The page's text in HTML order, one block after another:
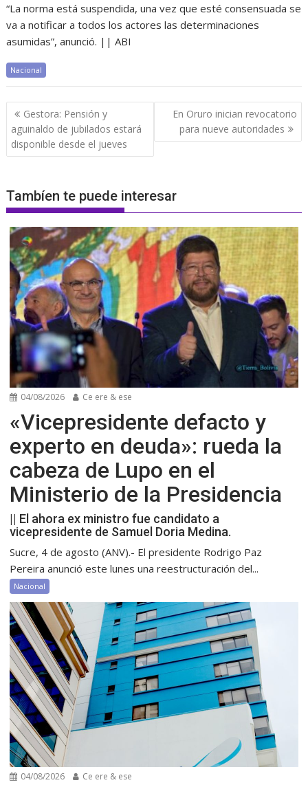
“La norma está suspendida, una vez que esté consensuada se
va a notificar a todos los actores las determinaciones
asumidas”, anunció. || ABI
Nacional
Navegación
de
entradas
Gestora: Pensión y
aguinaldo de jubilados estará
disponible desde el jueves
En Oruro inician revocatorio
para nueve autoridades
Tambíen te puede interesar
04/08/2026 Ce ere & ese
«Vicepresidente defacto y
experto en deuda»: rueda la
cabeza de Lupo en el
Ministerio de la Presidencia
|| El ahora ex ministro fue candidato a
vicepresidente de Samuel Doria Medina.
Sucre, 4 de agosto (ANV).- El presidente Rodrigo Paz
Pereira anunció este lunes una reestructuración del...
Nacional
04/08/2026 Ce ere & ese